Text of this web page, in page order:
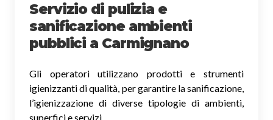
Servizio di pulizia e
sanificazione ambienti
pubblici a Carmignano
Gli operatori utilizzano prodotti e strumenti
igienizzanti di qualità, per garantire la sanificazione,
l’igienizzazione di diverse tipologie di ambienti,
superfici e servizi.